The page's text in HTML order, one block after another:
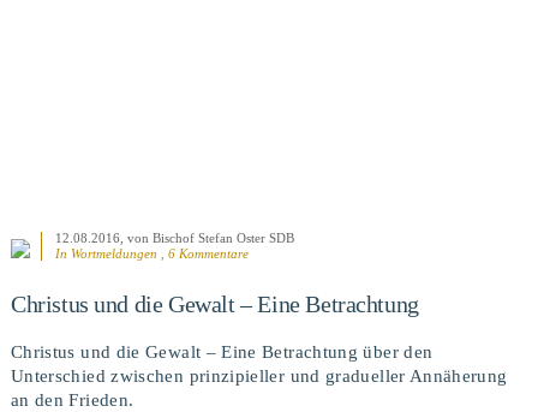
12.08.2016 , von Bischof Stefan Oster SDB
In Wortmeldungen , 6 Kommentare
Christus und die Gewalt – Eine Betrachtung
Christus und die Gewalt – Eine Betrachtung über den
Unterschied zwischen prinzipieller und gradueller Annäherung
an den Frieden.